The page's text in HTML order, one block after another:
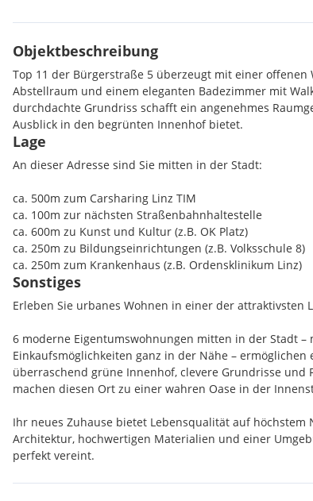
Objektbeschreibung
Top 11 der Bürgerstraße 5 überzeugt mit einer offenen
Abstellraum und einem eleganten Badezimmer mit
durchdachte Grundriss schafft ein angenehmes
Ausblick in den begrünten Innenhof bietet.
Lage
An dieser Adresse sind Sie mitten in der Stadt:
ca. 500m zum Carsharing Linz TIM
ca. 100m zur nächsten Straßenbahnhaltestelle
ca. 600m zu Kunst und Kultur (z.B. OK Platz)
ca. 250m zu Bildungseinrichtungen (z.B. Volksschule 8)
ca. 250m zum Krankenhaus (z.B. Ordensklinikum Linz)
Sonstiges
Erleben Sie urbanes Wohnen in einer der attraktivsten
6 moderne Eigentumswohnungen mitten in der Stadt –
Einkaufsmöglichkeiten ganz in der Nähe –
überraschend grüne Innenhof, clevere Grundrisse und
machen diesen Ort zu einer wahren Oase in der
Ihr neues Zuhause bietet Lebensqualität auf höchstem
Architektur, hochwertigen Materialien und einer
perfekt vereint.